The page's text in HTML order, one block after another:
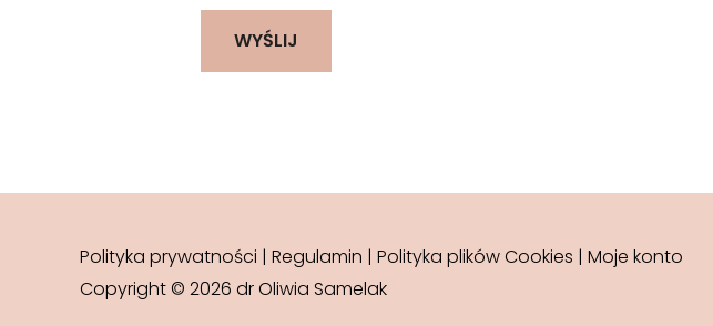
Polityka prywatności | Regulamin | Polityka plików Cookies | Moje konto
Copyright © 2026 dr Oliwia Samelak